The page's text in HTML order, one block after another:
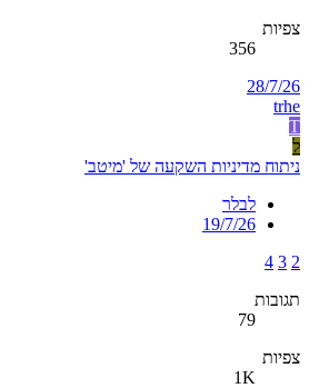
צפיות
356
28/7/26
trhe
T
ל
ניתוח מדיניות השקעה של 'מיטב'
לבלר
19/7/26
2
3
4
תגובות
79
צפיות
1K